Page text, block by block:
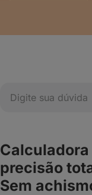
precisão
Sem